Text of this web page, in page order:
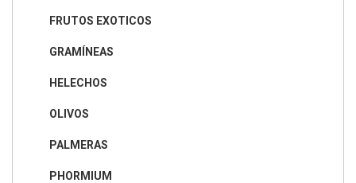
FRUTOS EXOTICOS
GRAMÍNEAS
HELECHOS
OLIVOS
PALMERAS
PHORMIUM